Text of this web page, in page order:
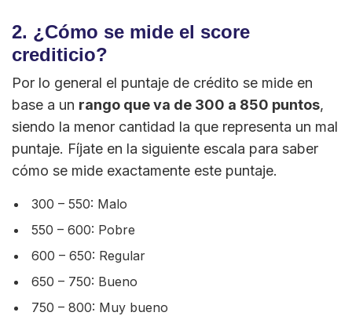
2. ¿Cómo se mide el score
crediticio?
Por lo general el puntaje de crédito se mide en
base a un rango que va de 300 a 850 puntos,
siendo la menor cantidad la que representa un mal
puntaje. Fíjate en la siguiente escala para saber
cómo se mide exactamente este puntaje.
300 – 550: Malo
550 – 600: Pobre
600 – 650: Regular
650 – 750: Bueno
750 – 800: Muy bueno